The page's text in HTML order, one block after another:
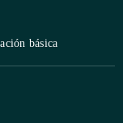
básica